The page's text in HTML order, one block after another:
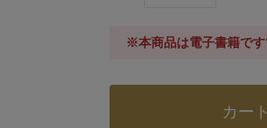
※本商品は電子書籍です
カー